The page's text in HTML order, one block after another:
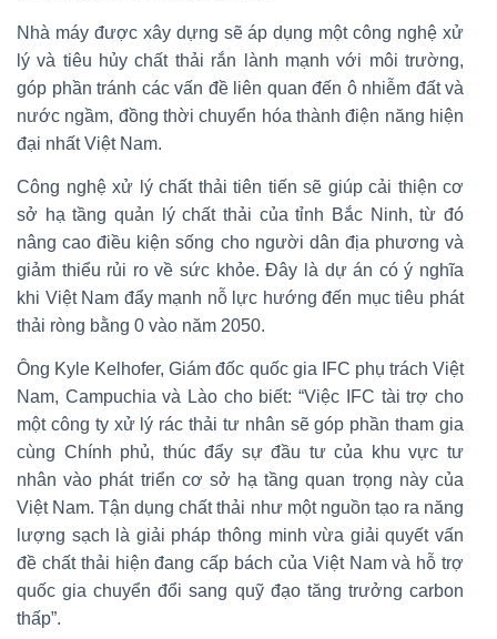
Nhà máy được xây dựng sẽ áp dụng một công nghệ xử
lý và tiêu hủy chất thải rắn lành mạnh với môi trường,
góp phần tránh các vấn đề liên quan đến ô nhiễm đất và
nước ngầm, đồng thời chuyển hóa thành điện năng hiện
đại nhất Việt Nam.
Công nghệ xử lý chất thải tiên tiến sẽ giúp cải thiện cơ
sở hạ tầng quản lý chất thải của tỉnh Bắc Ninh, từ đó
nâng cao điều kiện sống cho người dân địa phương và
giảm thiểu rủi ro về sức khỏe. Đây là dự án có ý nghĩa
khi Việt Nam đẩy mạnh nỗ lực hướng đến mục tiêu phát
thải ròng bằng 0 vào năm 2050.
Ông Kyle Kelhofer, Giám đốc quốc gia IFC phụ trách Việt
Nam, Campuchia và Lào cho biết: “Việc IFC tài trợ cho
một công ty xử lý rác thải tư nhân sẽ góp phần tham gia
cùng Chính phủ, thúc đẩy sự đầu tư của khu vực tư
nhân vào phát triển cơ sở hạ tầng quan trọng này của
Việt Nam. Tận dụng chất thải như một nguồn tạo ra năng
lượng sạch là giải pháp thông minh vừa giải quyết vấn
đề chất thải hiện đang cấp bách của Việt Nam và hỗ trợ
quốc gia chuyển đổi sang quỹ đạo tăng trưởng carbon
thấp”.